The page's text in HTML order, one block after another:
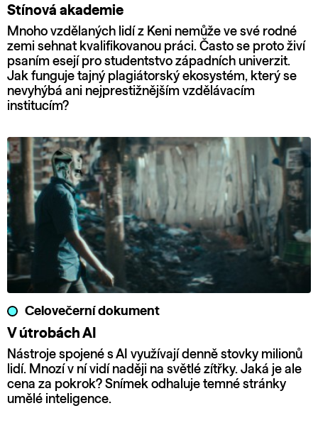
Stínová akademie
Mnoho vzdělaných lidí z Keni nemůže ve své rodné
zemi sehnat kvalifikovanou práci. Často se proto živí
psaním esejí pro studentstvo západních univerzit.
Jak funguje tajný plagiátorský ekosystém, který se
nevyhýbá ani nejprestižnějším vzdělávacím
institucím?
Celovečerní dokument
V útrobách AI
Nástroje spojené s AI využívají denně stovky milionů
lidí. Mnozí v ní vidí naději na světlé zítřky. Jaká je ale
cena za pokrok? Snímek odhaluje temné stránky
umělé inteligence.